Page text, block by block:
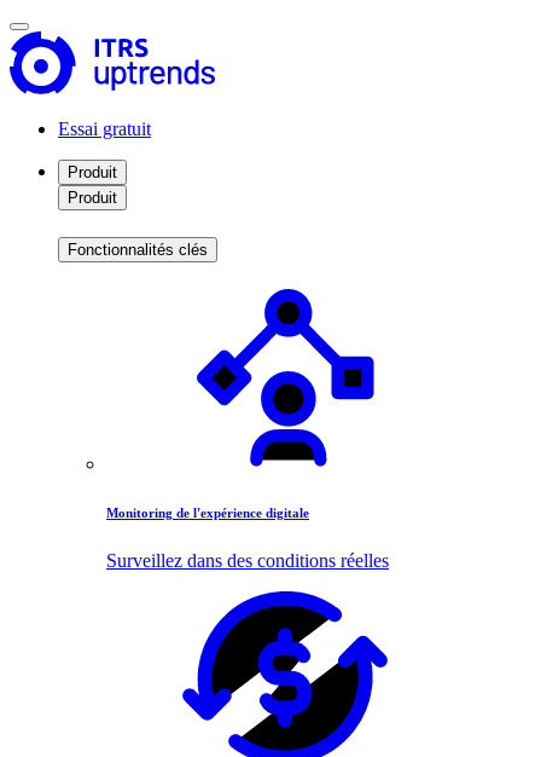
Essai gratuit
Produit
Produit
Fonctionnalités clés
Monitoring de l'expérience digitale
Surveillez dans des conditions réelles